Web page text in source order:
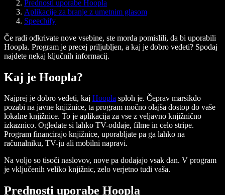
Prednosti uporabe Hoopla
Aplikacije za branje z umetnim glasom
Speechify
Če radi odkrivate nove vsebine, ste morda pomislili, da bi uporabili
Hoopla. Program je precej priljubljen, a kaj je dobro vedeti? Spodaj
najdete nekaj ključnih informacij.
Kaj je Hoopla?
Najprej je dobro vedeti, kaj Hoopla sploh je. Čeprav marsikdo
pozabi na javne knjižnice, ta program močno olajša dostop do vaše
lokalne knjižnice. To je aplikacija za vse z veljavno knjižnično
izkaznico. Ogledate si lahko TV-oddaje, filme in celo stripe.
Program financirajo knjižnice, uporabljate pa ga lahko na
računalniku, TV-ju ali mobilni napravi.
Na voljo so tisoči naslovov, nove pa dodajajo vsak dan. V program
je vključenih veliko knjižnic, zelo verjetno tudi vaša.
Prednosti uporabe Hoopla